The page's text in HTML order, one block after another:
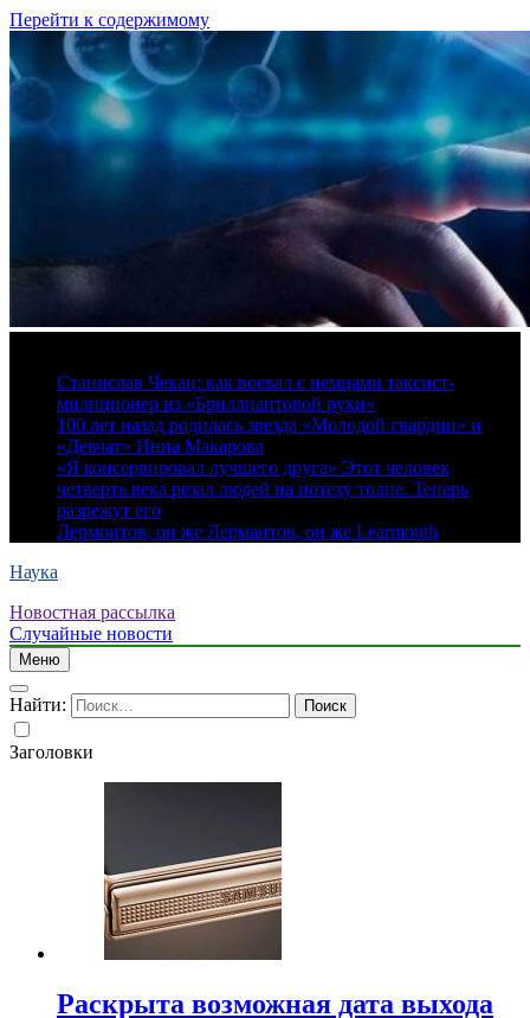
Перейти к содержимому
Станислав Чекан: как воевал с немцами таксист-
милиционер из «Бриллиантовой руки»
100 лет назад родилась звезда «Молодой гвардии» и
«Девчат» Инна Макарова
«Я консервировал лучшего друга» Этот человек
четверть века резал людей на потеху толпе. Теперь
разрежут его
Лермонтов, он же Лермантов, он же Learmonth
Наука
Новостная рассылка
Случайные новости
Меню
Найти:
Заголовки
Раскрыта возможная дата выхода